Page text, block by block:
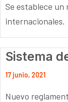
Se establece un
internacionales.
Sistema
17 junio, 2021
Nuevo